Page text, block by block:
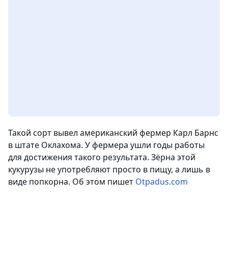
Такой сорт вывел американский фермер Карл Барнс
в штате Оклахома. У фермера ушли годы работы
для достижения такого результата. Зёрна этой
кукурузы не употребляют просто в пищу, а лишь в
виде попкорна. Об этом пишет Otpadus.com